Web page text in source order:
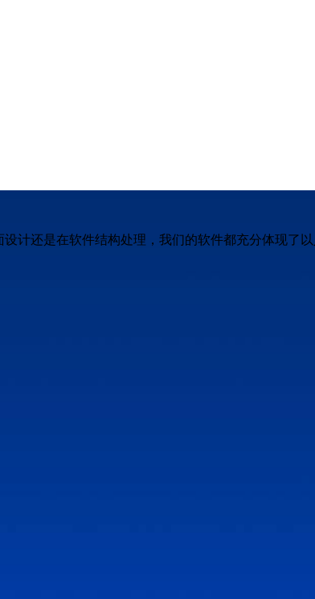
计还是在软件结构处理，我们的软件都充分体现了以